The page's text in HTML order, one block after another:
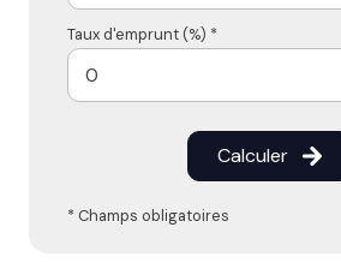
Taux d'emprunt (%) *
Calculer
* Champs obligatoires